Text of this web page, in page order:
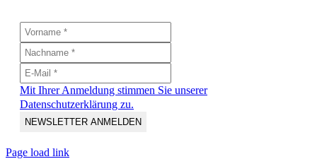
Mit Ihrer Anmeldung stimmen Sie unserer
Datenschutzerklärung zu.
Page load link